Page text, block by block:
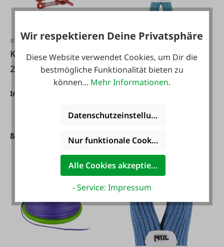
#FA109193
Kletterseil 11 mm
20 Meter EN1891
Inhalt:
84,95 €*
#118378
Petzl Kletterseil
Mambo 10,1 mm
türkis
Varianten ab136,95 €*
169,95 €*
Wir respektieren Deine Privatsphäre
Diese Website verwendet Cookies, um Dir die
bestmögliche Funktionalität bieten zu
können... Mehr Informationen.
Datenschutzeinstellungen
Nur funktionale Cookies akzeptieren
Alle Cookies akzeptieren
- Service: Impressum